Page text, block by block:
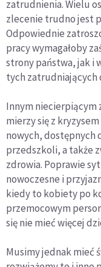
zatrudnienia. Wielu
zlecenie trudno jest
Odpowiednie
pracy wymagałoby
strony państwa, jak i
tych zatrudniających
Innym niecierpiącym
mierzy się z
nowych, dostępnych
przedszkoli, a także
zdrowia. Poprawie
nowoczesne i
kiedy to kobiety po
przemocowym
się nie mieć więcej
Musimy jednak mieć